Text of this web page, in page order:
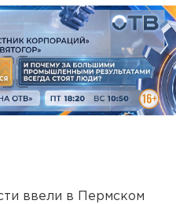
ввели в Пермском